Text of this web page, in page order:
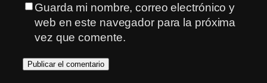
Guarda mi nombre, correo electrónico y
web en este navegador para la próxima
vez que comente.